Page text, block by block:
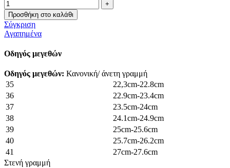
Προσθήκη στο καλάθι
Σύγκριση
Αγαπημένα
Οδηγός μεγεθών
Οδηγός μεγεθών: Κανονική/ άνετη γραμμή
35
22,3cm-22.8cm
36
22.9cm-23.4cm
37
23.5cm-24cm
38
24.1cm-24.9cm
39
25cm-25.6cm
40
25.7cm-26.2cm
41
27cm-27.6cm
Στενή γραμμή